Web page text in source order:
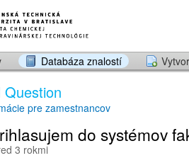
Databáza znalostí
Question
pre zamestnancov
do systémov
3 rokmi